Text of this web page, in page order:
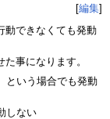
[編集]
動できなくても発動
事になります。
という場合でも発動
しない